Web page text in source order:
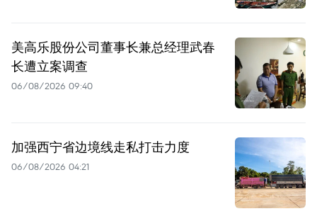
美高乐股份公司董事长兼总经理武春
长遭立案调查
06/08/2026 09:40
加强西宁省边境线走私打击力度
06/08/2026 04:21